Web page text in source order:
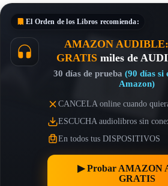
El Orden de los Libros recomienda:
AMAZON AUDIBLE:
GRATIS miles de
30 días de prueba(90 días si
Amazon)
CANCELA online cuando
ESCUCHA audiolibros sin
En todos tus DISPOSITIVOS
▶︎ Probar AMAZON
GRATIS